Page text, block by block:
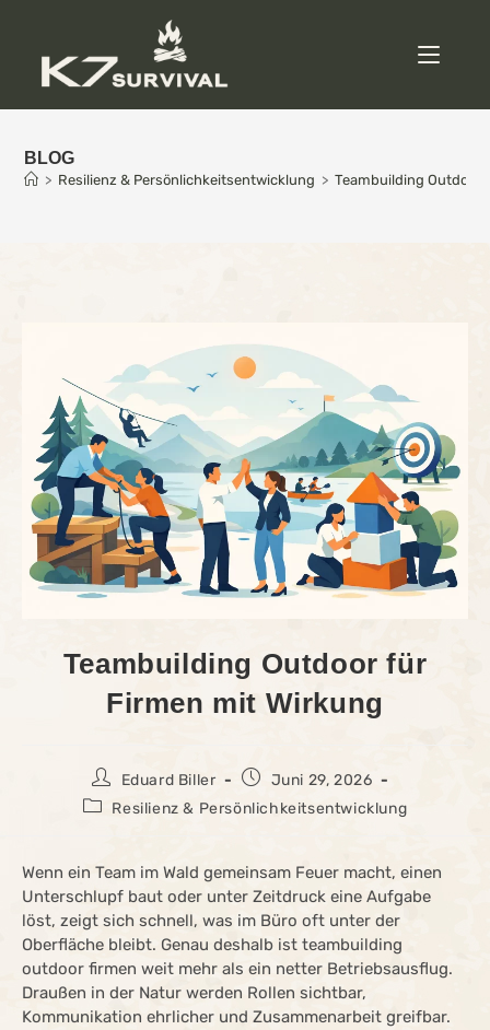
BLOG
> Resilienz & Persönlichkeitsentwicklung > Teambuilding Outdoor
Teambuilding Outdoor für
Firmen mit Wirkung
Eduard Biller
Juni 29, 2026
Resilienz & Persönlichkeitsentwicklung
Wenn ein Team im Wald gemeinsam Feuer macht, einen
Unterschlupf baut oder unter Zeitdruck eine Aufgabe
löst, zeigt sich schnell, was im Büro oft unter der
Oberfläche bleibt. Genau deshalb ist teambuilding
outdoor firmen weit mehr als ein netter Betriebsausflug.
Draußen in der Natur werden Rollen sichtbar,
Kommunikation ehrlicher und Zusammenarbeit greifbar.